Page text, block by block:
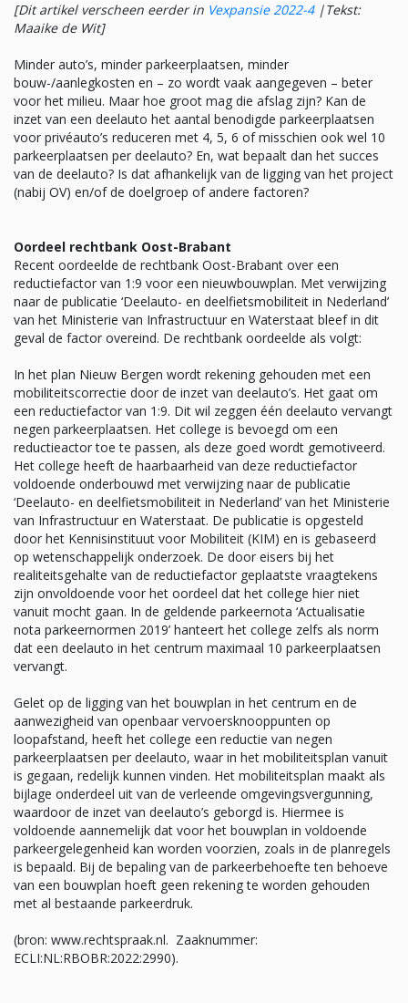
[Dit artikel verscheen eerder in Vexpansie 2022-4|Tekst:
Maaike de Wit]
Minder auto’s, minder parkeerplaatsen, minder
bouw-/aanlegkosten en – zo wordt vaak aangegeven – beter
voor het milieu. Maar hoe groot mag die afslag zijn? Kan de
inzet van een deelauto het aantal benodigde parkeerplaatsen
voor privéauto’s reduceren met 4, 5, 6 of misschien ook wel 10
parkeerplaatsen per deelauto? En, wat bepaalt dan het succes
van de deelauto? Is dat afhankelijk van de ligging van het project
(nabij OV) en/of de doelgroep of andere factoren?
Oordeel rechtbank Oost-Brabant
Recent oordeelde de rechtbank Oost-Brabant over een
reductiefactor van 1:9 voor een nieuwbouwplan. Met verwijzing
naar de publicatie ‘Deelauto- en deelfietsmobiliteit in Nederland’
van het Ministerie van Infrastructuur en Waterstaat bleef in dit
geval de factor overeind. De rechtbank oordeelde als volgt:
In het plan Nieuw Bergen wordt rekening gehouden met een
mobiliteitscorrectie door de inzet van deelauto’s. Het gaat om
een reductiefactor van 1:9. Dit wil zeggen één deelauto vervangt
negen parkeerplaatsen. Het college is bevoegd om een
reductieactor toe te passen, als deze goed wordt gemotiveerd.
Het college heeft de haarbaarheid van deze reductiefactor
voldoende onderbouwd met verwijzing naar de publicatie
‘Deelauto- en deelfietsmobiliteit in Nederland’ van het Ministerie
van Infrastructuur en Waterstaat. De publicatie is opgesteld
door het Kennisinstituut voor Mobiliteit (KIM) en is gebaseerd
op wetenschappelijk onderzoek. De door eisers bij het
realiteitsgehalte van de reductiefactor geplaatste vraagtekens
zijn onvoldoende voor het oordeel dat het college hier niet
vanuit mocht gaan. In de geldende parkeernota ‘Actualisatie
nota parkeernormen 2019’ hanteert het college zelfs als norm
dat een deelauto in het centrum maximaal 10 parkeerplaatsen
vervangt.
Gelet op de ligging van het bouwplan in het centrum en de
aanwezigheid van openbaar vervoersknooppunten op
loopafstand, heeft het college een reductie van negen
parkeerplaatsen per deelauto, waar in het mobiliteitsplan vanuit
is gegaan, redelijk kunnen vinden. Het mobiliteitsplan maakt als
bijlage onderdeel uit van de verleende omgevingsvergunning,
waardoor de inzet van deelauto’s geborgd is. Hiermee is
voldoende aannemelijk dat voor het bouwplan in voldoende
parkeergelegenheid kan worden voorzien, zoals in de planregels
is bepaald. Bij de bepaling van de parkeerbehoefte ten behoeve
van een bouwplan hoeft geen rekening te worden gehouden
met al bestaande parkeerdruk.
(bron: www.rechtspraak.nl. Zaaknummer:
ECLI:NL:RBOBR:2022:2990).